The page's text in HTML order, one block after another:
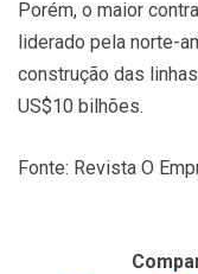
Porém, o maior
liderado pela norte-
construção das
US$10 bilhões.
Fonte: Revista O